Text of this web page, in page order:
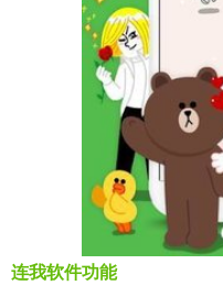
连我软件功能